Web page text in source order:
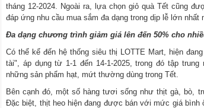
tháng 12-2024. Ngoài ra, lựa chọn giỏ quà Tết cũng
đáp ứng nhu cầu mua sắm đa dạng trong dịp lễ lớn nhất
Đa dạng chương trình giảm giá lên đến 50% cho
Có thể kể đến hệ thống siêu thị LOTTE Mart, hiện
tài", áp dụng từ 1-1 đến 14-1-2025, trong đó tập
những sản phẩm hạt, mứt thường dùng trong Tết.
Bên cạnh đó, một số hàng tươi sống như thịt gà, bò,
Đặc biệt, thịt heo hiện đang được bán với mức giá bình